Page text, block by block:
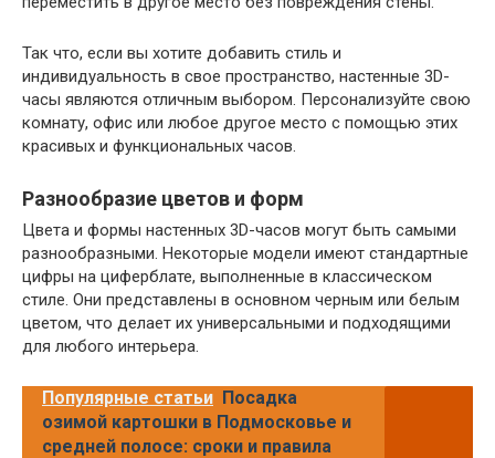
Так что, если вы хотите добавить стиль и
индивидуальность в свое пространство, настенные 3D-
часы являются отличным выбором. Персонализуйте свою
комнату, офис или любое другое место с помощью этих
красивых и функциональных часов.
Разнообразие цветов и форм
Цвета и формы настенных 3D-часов могут быть самыми
разнообразными. Некоторые модели имеют стандартные
цифры на циферблате, выполненные в классическом
стиле. Они представлены в основном черным или белым
цветом, что делает их универсальными и подходящими
для любого интерьера.
Популярные статьи Посадка
озимой картошки в Подмосковье и
средней полосе: сроки и правила